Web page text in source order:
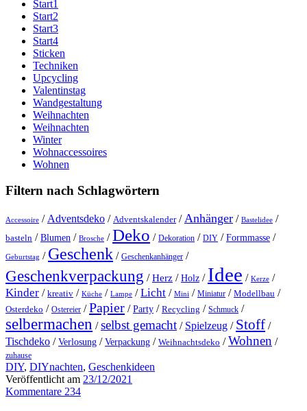
Start1
Start2
Start3
Start4
Sticken
Techniken
Upcycling
Valentinstag
Wandgestaltung
Weihnachten
Weihnachten
Winter
Wohnaccessoires
Wohnen
Filtern nach Schlagwörtern
Accessoire / Adventsdeko / Adventskalender/Anhänger / Bastelidee /
basteln /Blumen / Brosche /Deko / Dekoration / DIY /Formmasse /
Geburtstag / Geschenk / Geschenkanhänger /
Geschenkverpackung /Herz /Holz / Idee / Kerze /
Kinder / kreativ / Küche / Lampe /Licht / Mini / Miniatur / Modellbau /
Osterdeko / Ostereier /Papier /Party / Recycling / Schmuck /
selbermachen /selbst gemacht / Spielzeug / Stoff /
Tischdeko /Verlosung /Verpackung / Weihnachtsdeko /Wohnen /
zuhause
DIY, DIYnachten, Geschenkideen
Veröffentlicht am 23/12/2021
Kommentare 234